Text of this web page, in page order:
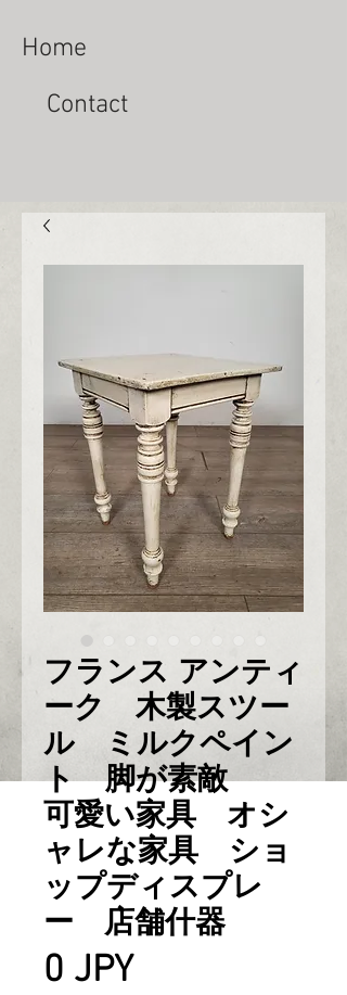
Home
Contact
フランス アンティ
ーク 木製スツー
ル ミルクペイン
ト 脚が素敵
可愛い家具 オシ
ャレな家具 ショ
ップディスプレ
ー 店舗什器
0 JPYPrix